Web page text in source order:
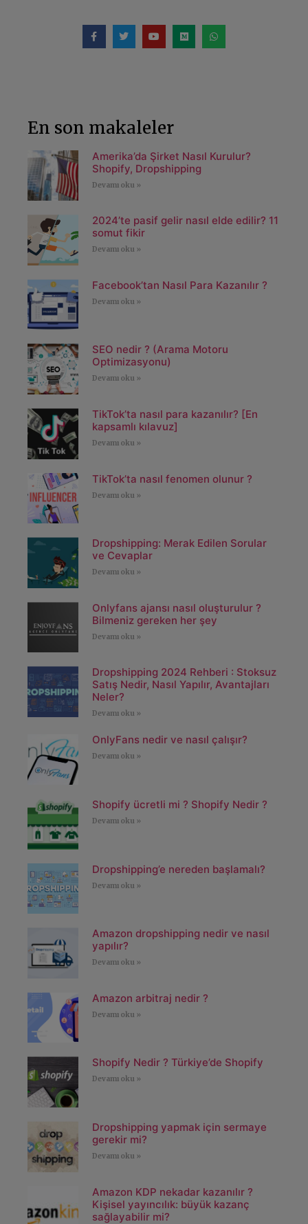
En son makaleler
Amerika’da Şirket Nasıl Kurulur?
Shopify, Dropshipping
Devamı oku »
2024’te pasif gelir nasıl elde edilir? 11
somut fikir
Devamı oku »
Facebook’tan Nasıl Para Kazanılır ?
Devamı oku »
SEO nedir ? (Arama Motoru
Optimizasyonu)
Devamı oku »
TikTok’ta nasıl para kazanılır? [En
kapsamlı kılavuz]
Devamı oku »
TikTok’ta nasıl fenomen olunur ?
Devamı oku »
Dropshipping: Merak Edilen Sorular
ve Cevaplar
Devamı oku »
Onlyfans ajansı nasıl oluşturulur ?
Bilmeniz gereken her şey
Devamı oku »
Dropshipping 2024 Rehberi : Stoksuz
Satış Nedir, Nasıl Yapılır, Avantajları
Neler?
Devamı oku »
OnlyFans nedir ve nasıl çalışır?
Devamı oku »
Shopify ücretli mi ? Shopify Nedir ?
Devamı oku »
Dropshipping’e nereden başlamalı?
Devamı oku »
Amazon dropshipping nedir ve nasıl
yapılır?
Devamı oku »
Amazon arbitraj nedir ?
Devamı oku »
Shopify Nedir ? Türkiye’de Shopify
Devamı oku »
Dropshipping yapmak için sermaye
gerekir mi?
Devamı oku »
Amazon KDP nekadar kazanılır ?
Kişisel yayıncılık: büyük kazanç
sağlayabilir mi?